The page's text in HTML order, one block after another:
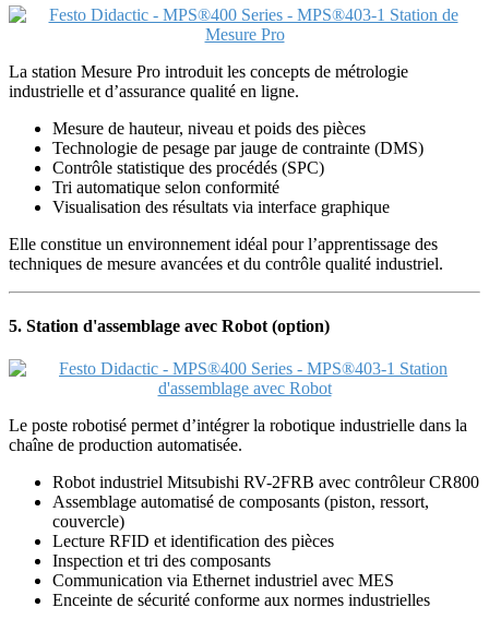
La station Mesure Pro introduit les concepts de métrologie
industrielle et d’assurance qualité en ligne.
Mesure de hauteur, niveau et poids des pièces
Technologie de pesage par jauge de contrainte (DMS)
Contrôle statistique des procédés (SPC)
Tri automatique selon conformité
Visualisation des résultats via interface graphique
Elle constitue un environnement idéal pour l’apprentissage des
techniques de mesure avancées et du contrôle qualité industriel.
5. Station d'assemblage avec Robot (option)
Le poste robotisé permet d’intégrer la robotique industrielle dans la
chaîne de production automatisée.
Robot industriel Mitsubishi RV-2FRB avec contrôleur CR800
Assemblage automatisé de composants (piston, ressort,
couvercle)
Lecture RFID et identification des pièces
Inspection et tri des composants
Communication via Ethernet industriel avec MES
Enceinte de sécurité conforme aux normes industrielles